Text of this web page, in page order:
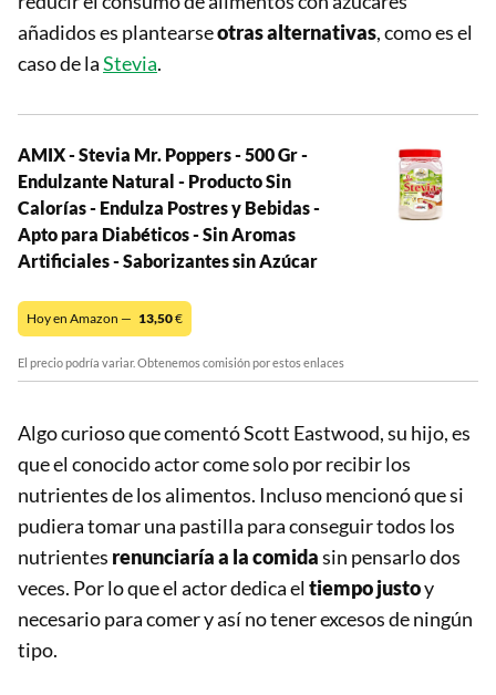
añadidos es plantearseotras alternativas, como es el
caso de laStevia.
AMIX - Stevia Mr. Poppers - 500 Gr -
Endulzante Natural - Producto Sin
Calorías - Endulza Postres y Bebidas -
Apto para Diabéticos - Sin Aromas
Artificiales - Saborizantes sin Azúcar
Hoy en Amazon — 13,50€
El precio podría variar. Obtenemos comisión por estos enlaces
Algo curioso que comentó Scott Eastwood, su hijo, es
que el conocido actor come solo por recibir los
nutrientes de los alimentos. Incluso mencionó que si
pudiera tomar una pastilla para conseguir todos los
nutrientes renunciaría a la comidasin pensarlo dos
veces. Por lo que el actor dedica el tiempo justoy
necesario para comer y así no tener excesos de ningún
tipo.